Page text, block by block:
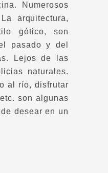
Numerosos
arquitectura,
gótico, son
pasado y del
Lejos de las
naturales.
al río, disfrutar
son algunas
desear en un